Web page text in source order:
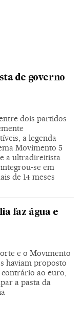
de governo
dois partidos
a legenda
Movimento 5
a ultradireitista
se em
de 14 meses
faz água e
e o Movimento
haviam proposto
ao euro,
a pasta da